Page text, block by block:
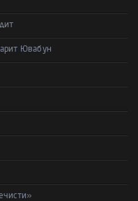
Ювабун